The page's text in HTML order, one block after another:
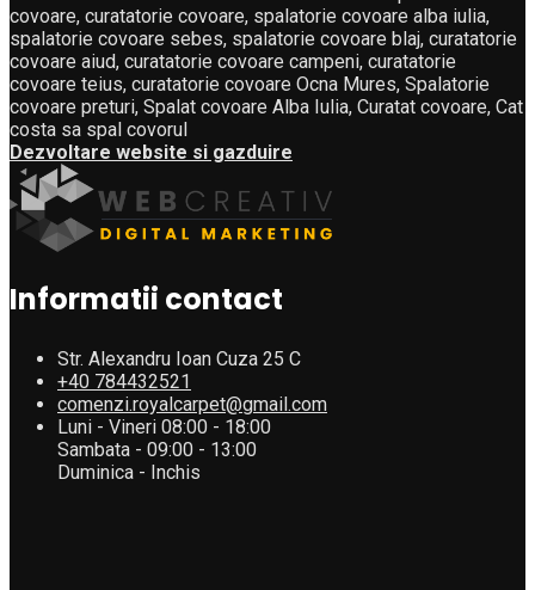
covoare, curatatorie covoare, spalatorie covoare alba iulia,
spalatorie covoare sebes, spalatorie covoare blaj, curatatorie
covoare aiud, curatatorie covoare campeni, curatatorie
covoare teius, curatatorie covoare Ocna Mures, Spalatorie
covoare preturi, Spalat covoare Alba Iulia, Curatat covoare, Cat
costa sa spal covorul
Dezvoltare website si gazduire
Informatii contact
Str. Alexandru Ioan Cuza 25 C
+40 784432521
comenzi.royalcarpet@gmail.com
Luni - Vineri 08:00 - 18:00
Sambata - 09:00 - 13:00
Duminica - Inchis